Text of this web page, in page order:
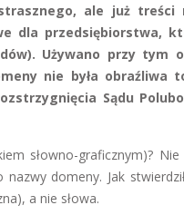
strasznego, ale już
dla przedsiębiorstwa,
Używano przy tym
nie była obraźliwa
Sądu
słowno-graficznym)?
domeny. Jak
a nie słowa.